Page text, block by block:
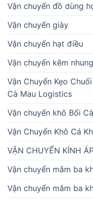
Vận chuyển đồ dùng
Vận chuyển giày
Vận chuyển hạt điều
Vận chuyển kẽm nhung
Vận Chuyển Kẹo
Cà Mau Logistics
Vận chuyển khô Bổi
Vận Chuyển Khô Cá
VẬN CHUYỂN KÍNH
Vận chuyển mắm ba
Vận chuyển mắm ba